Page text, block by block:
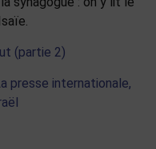
(partie 2)
presse internationale,